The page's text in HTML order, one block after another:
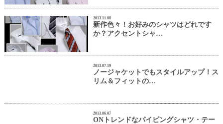
2013.11.08
新作色々！お好みのシャツはどれです
か？アクセントシャ…
2013.07.19
ノージャケットでもスタイルアップ！ス
リム＆フィットの…
2013.06.07
ONトレンドなパイピングシャツ・テー